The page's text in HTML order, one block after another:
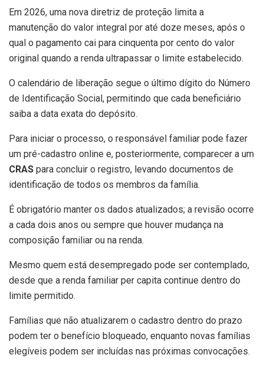
Em 2026, uma nova diretriz de proteção limita a
manutenção do valor integral por até doze meses, após o
qual o pagamento cai para cinquenta por cento do valor
original quando a renda ultrapassar o limite estabelecido.
O calendário de liberação segue o último dígito do Número
de Identificação Social, permitindo que cada beneficiário
saiba a data exata do depósito.
Para iniciar o processo, o responsável familiar pode fazer
um pré-cadastro online e, posteriormente, comparecer a um
CRAS para concluir o registro, levando documentos de
identificação de todos os membros da família.
É obrigatório manter os dados atualizados; a revisão ocorre
a cada dois anos ou sempre que houver mudança na
composição familiar ou na renda.
Mesmo quem está desempregado pode ser contemplado,
desde que a renda familiar per capita continue dentro do
limite permitido.
Famílias que não atualizarem o cadastro dentro do prazo
podem ter o benefício bloqueado, enquanto novas famílias
elegíveis podem ser incluídas nas próximas convocações.